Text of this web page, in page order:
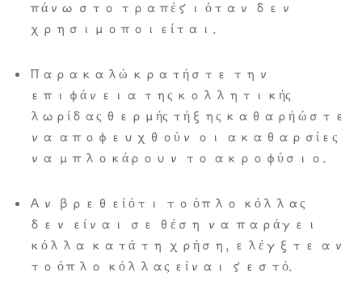
πάνω στο τραπέζι όταν δεν
χρησιμοποιείται.
Παρακαλώ κρατήστε την
επιφάνεια της κολλητικής
λωρίδας θερμής τήξης καθαρή ώστε
να αποφευχθούν οι ακαθαρσίες
να μπλοκάρουν το ακροφύσιο.
Αν βρεθεί ότι το όπλο κόλλας
δεν είναι σε θέση να παράγει
κόλλα κατά τη χρήση, ελέγξτε αν
το όπλο κόλλας είναι ζεστό.